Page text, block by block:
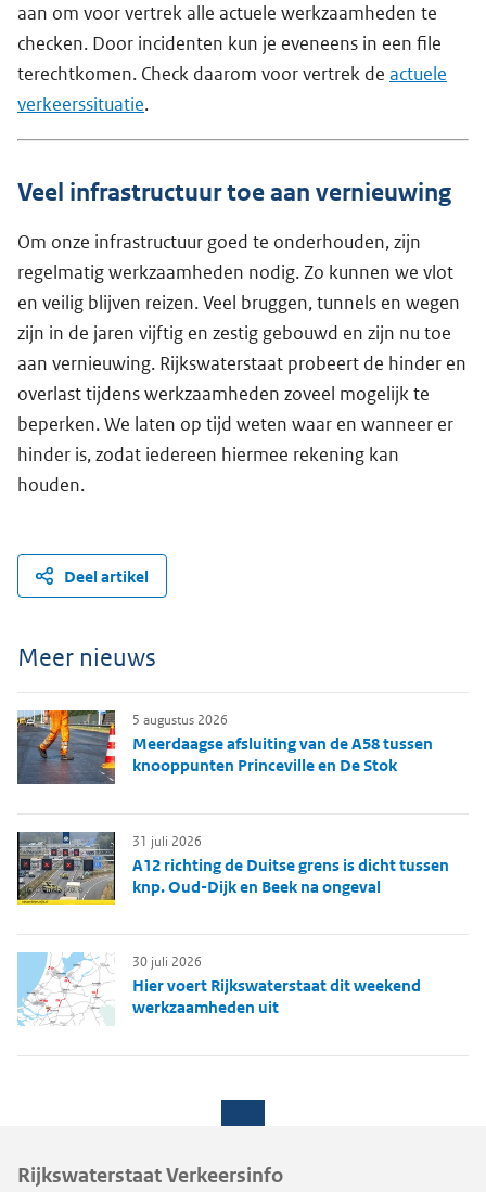
aan om voor vertrek alle actuele werkzaamheden te
checken. Door incidenten kun je eveneens in een file
terechtkomen. Check daarom voor vertrek de actuele
verkeerssituatie.
Veel infrastructuur toe aan vernieuwing
Om onze infrastructuur goed te onderhouden, zijn
regelmatig werkzaamheden nodig. Zo kunnen we vlot
en veilig blijven reizen. Veel bruggen, tunnels en wegen
zijn in de jaren vijftig en zestig gebouwd en zijn nu toe
aan vernieuwing. Rijkswaterstaat probeert de hinder en
overlast tijdens werkzaamheden zoveel mogelijk te
beperken. We laten op tijd weten waar en wanneer er
hinder is, zodat iedereen hiermee rekening kan
houden.
Deel artikel
Meer nieuws
Meerdaagse afsluiting van de A58 tussen
knooppunten Princeville en De Stok
5 augustus 2026
A12 richting de Duitse grens is dicht tussen
knp. Oud-Dijk en Beek na ongeval
31 juli 2026
Hier voert Rijkswaterstaat dit weekend
werkzaamheden uit
30 juli 2026
Rijkswaterstaat Verkeersinfo